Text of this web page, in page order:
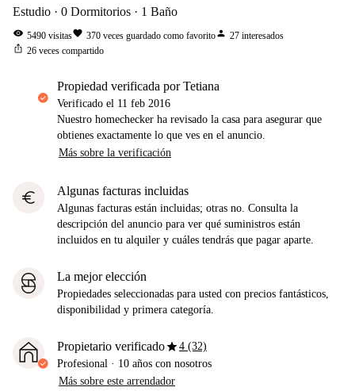
Estudio 0 Dormitorios 1 Baño
visibility 5490 visitasfavorite 370 veces guardado como favoritoperson 27 interesados
ios_share 26 veces compartido
propiedad verificada por Tetiana
Verificado el 11 feb 2016
Nuestro homechecker ha revisado la casa para asegurar que
obtienes exactamente lo que ves en el anuncio.
Más sobre la verificación
euro Algunas facturas incluidas
Algunas facturas están incluidas; otras no. Consulta la
descripción del anuncio para ver qué suministros están
incluidos en tu alquiler y cuáles tendrás que pagar aparte.
La mejor elección
Propiedades seleccionadas para usted con precios fantásticos,
disponibilidad y primera categoría.
Propietario verificadostar4 (32)
Profesional · 10 años con nosotros
Más sobre este arrendador